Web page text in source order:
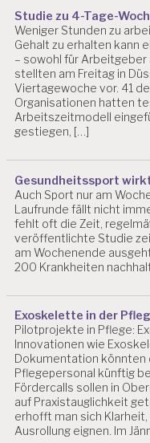
T
Z
L
E
B
E
N
S
T
T
E
L
H
A
L
L
E
I
T
A
Studie zu 4-Tage-
Weniger Stunden zu
Gehalt zu erhalten kann
– sowohl für
stellten am Freitag in
Viertagewoche vor. 41
Organisationen hatten
Arbeitszeitmodell
gestiegen, […]
Gesundheitssport
Auch Sport nur am
Laufrunde fällt nicht
fehlt oft die Zeit,
veröffentlichte Studie
am Wochenende
200 Krankheiten
Exoskelette in der
Pilotprojekte in Pflege:
Innovationen wie
Dokumentation
Pflegepersonal künftig
Fördercalls sollen in
auf Praxistauglichkeit
erhofft man sich
Ausrollung eignen. Im